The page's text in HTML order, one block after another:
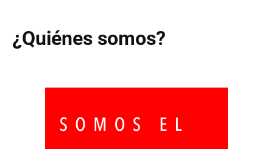
¿Quiénes somos?